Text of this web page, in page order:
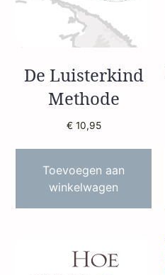
De Luisterkind
Methode
€ 10,95
Toevoegen aan
winkelwagen